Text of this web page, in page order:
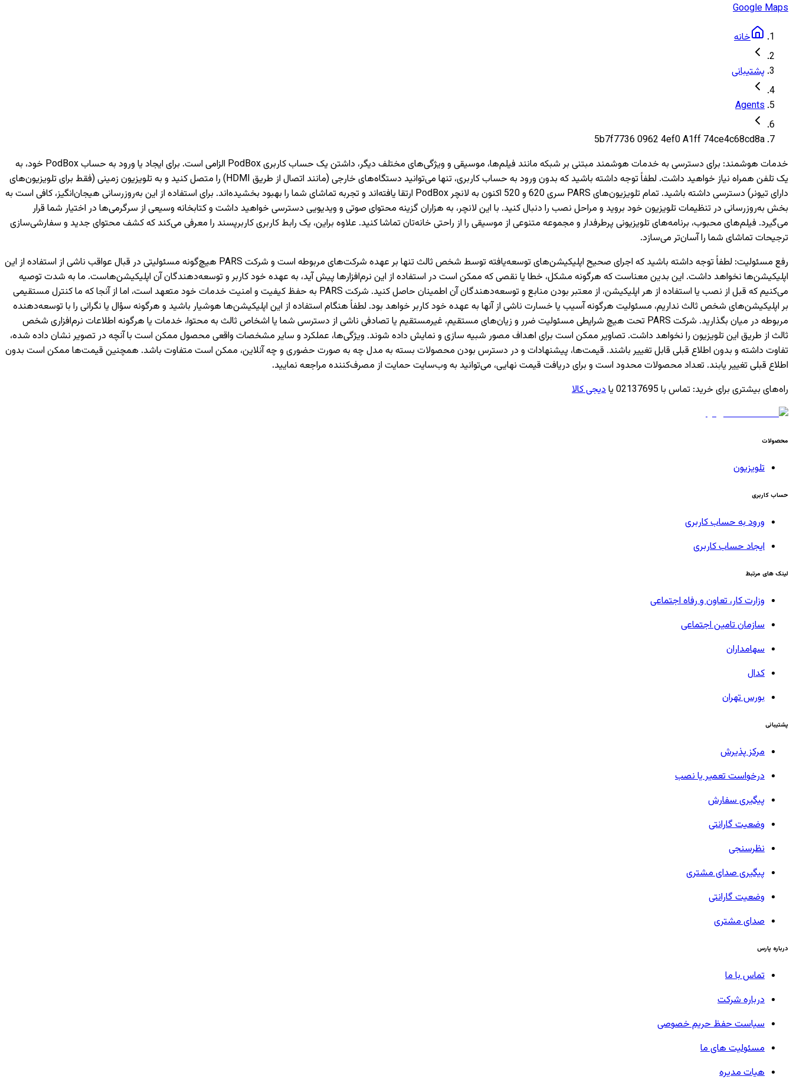
Google Maps
خانه
پشتیبانی
Agents
5b7f7736 0962 4ef0 A1ff 74ce4c68cd8a
خدمات هوشمند:
برای دسترسی به خدمات هوشمند مبتنی بر شبکه مانند فیلم‌ها، موسیقی و ویژگی‌های مختلف دیگر، داشتن یک حساب کاربری PodBox الزامی است. برای ایجاد یا ورود به حساب PodBox خود، به
یک تلفن همراه نیاز خواهید داشت. لطفاً توجه داشته باشید که بدون ورود به حساب کاربری، تنها می‌توانید دستگاه‌های خارجی (مانند اتصال از طریق HDMI) را متصل کنید و به تلویزیون‌ زمینی (فقط برای تلویزیون‌های
دارای تیونر) دسترسی داشته باشید. تمام تلویزیون‌های PARS سری 620 و 520 اکنون به لانچر PodBox ارتقا یافته‌اند و تجربه تماشای شما را بهبود بخشیده‌اند. برای استفاده از این به‌روزرسانی هیجان‌انگیز، کافی است به
بخش به‌روزرسانی در تنظیمات تلویزیون خود بروید و مراحل نصب را دنبال کنید. با این لانچر، به هزاران گزینه محتوای صوتی و ویدیویی دسترسی خواهید داشت و کتابخانه وسیعی از سرگرمی‌ها در اختیار شما قرار
می‌گیرد. فیلم‌های محبوب، برنامه‌های تلویزیونی پرطرفدار و مجموعه متنوعی از موسیقی را از راحتی خانه‌تان تماشا کنید. علاوه براین، یک رابط کاربری کاربرپسند را معرفی می‌کند که کشف محتوای جدید و سفارشی‌سازی
ترجیحات تماشای شما را آسان‌تر می‌سازد.
رفع مسئولیت:
لطفاً توجه داشته باشید که اجرای صحیح اپلیکیشن‌های توسعه‌یافته توسط شخص ثالث تنها بر عهده شرکت‌های مربوطه است و شرکت PARS هیچ‌گونه مسئولیتی در قبال عواقب ناشی از استفاده از این
اپلیکیشن‌ها نخواهد داشت. این بدین معناست که هرگونه مشکل، خطا یا نقصی که ممکن است در استفاده از این نرم‌افزارها پیش آید، به عهده خود کاربر و توسعه‌دهندگان آن اپلیکیشن‌هاست. ما به شدت توصیه
می‌کنیم که قبل از نصب یا استفاده از هر اپلیکیشن، از معتبر بودن منابع و توسعه‌دهندگان آن اطمینان حاصل کنید. شرکت PARS به حفظ کیفیت و امنیت خدمات خود متعهد است، اما از آنجا که ما کنترل مستقیمی
بر اپلیکیشن‌های شخص ثالث نداریم، مسئولیت هرگونه آسیب یا خسارت ناشی از آنها به عهده خود کاربر خواهد بود. لطفاً هنگام استفاده از این اپلیکیشن‌ها هوشیار باشید و هرگونه سؤال یا نگرانی را با توسعه‌دهنده
مربوطه در میان بگذارید. شرکت PARS تحت هیچ شرایطی مسئولیت ضرر و زیان‌های مستقیم، غیرمستقیم یا تصادفی ناشی از دسترسی شما یا اشخاص ثالث به محتوا، خدمات یا هرگونه اطلاعات نرم‌افزاری شخص
ثالث از طریق این تلویزیون را نخواهد داشت. تصاویر ممکن است برای اهداف مصور شبیه سازی و نمایش داده شوند. ویژگی‌ها، عملکرد و سایر مشخصات واقعی محصول ممکن است با آنچه در تصویر نشان داده شده،
تفاوت داشته و بدون اطلاع قبلی قابل تغییر باشند. قیمت‌ها، پیشنهادات و در دسترس بودن محصولات بسته به مدل چه به صورت حضوری و چه آنلاین، ممکن است متفاوت باشد. همچنین قیمت‌ها ممکن است بدون
اطلاع قبلی تغییر یابند. تعداد محصولات محدود است و برای دریافت قیمت نهایی، می‌توانید به وب‌سایت حمایت از مصرف‌کننده مراجعه نمایید.
راه‌های بیشتری برای خرید: تماس با 02137695 یا دیجی کالا
محصولات
تلویزیون
حساب کاربری
ورود به حساب کاربری
ایجاد حساب کاربری
لینک های مرتبط
وزارت کار، تعاون و رفاه اجتماعی
سازمان تامین اجتماعی
سهامداران
کدال
بورس تهران
پشتیبانی
مرکز پذیرش
درخواست تعمیر یا نصب
پیگیری سفارش
وضعیت گارانتی
نظرسنجی
پیگیری صدای مشتری
وضعیت گارانتی
صدای مشتری
درباره پارس
تماس با ما
درباره شرکت
سیاست حفظ حریم خصوصی
مسئولیت های ما
هیات مدیره